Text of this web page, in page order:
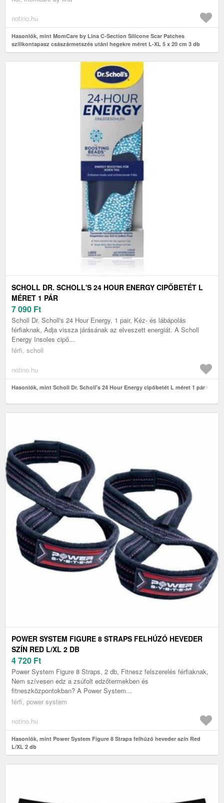
notino.hu
Hasonlók, mint MomCare by Lina C-Section Silicone Scar Patches
szilikontapasz császármetszés utáni hegekre méret L-XL 5 x 20 cm 3 db
SCHOLL DR. SCHOLL'S 24 HOUR ENERGY CIPŐBETÉT L
MÉRET 1 PÁR
7 090 Ft
Scholl Dr. Scholl's 24 Hour Energy, 1 pair, Kéz- és lábápolás
férfiaknak, Adja vissza járásának az elveszett energiát. A Scholl
Energy Insoles cipő...
férfi, scholl
notino.hu
Hasonlók, mint Scholl Dr. Scholl's 24 Hour Energy cipőbetét L méret 1 pár
POWER SYSTEM FIGURE 8 STRAPS FELHÚZÓ HEVEDER
SZÍN RED L/XL 2 DB
4 720 Ft
Power System Figure 8 Straps, 2 db, Fitnesz felszerelés férfiaknak,
Nem szívesen edz a zsúfolt edzőtermekben és
fitneszközpontokban? A Power System...
férfi, power system
notino.hu
Hasonlók, mint Power System Figure 8 Straps felhúzó heveder szín Red
L/XL 2 db